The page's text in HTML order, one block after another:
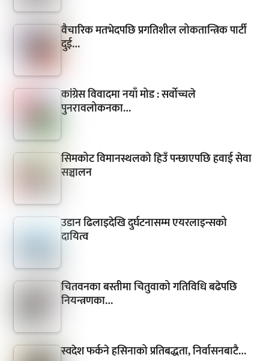
वैचारिक मतभेदपछि प्रगतिशील लोकतान्त्रिक पार्टी
दुई…
कांग्रेस विवादमा नयाँ मोड : सर्वोच्चले
पुनरावलोकनका…
सिमकोट विमानस्थलको हिउँ पन्छाएपछि हवाई सेवा
सञ्चालन
उडान ढिलाइदेखि दुर्घटनासम्म एयरलाइन्सको
दायित्व
चितवनका बस्तीमा चितुवाको गतिविधि बढेपछि
नियन्त्रणका…
स्वदेश फर्कने हसिनाको प्रतिबद्धता, निर्वासनबाटै…